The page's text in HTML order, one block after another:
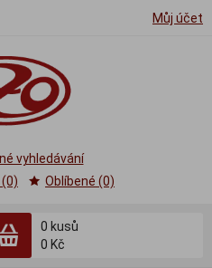
Můj účet
0 kusů
0 Kč
vyhledávání
Oblíbené (0)